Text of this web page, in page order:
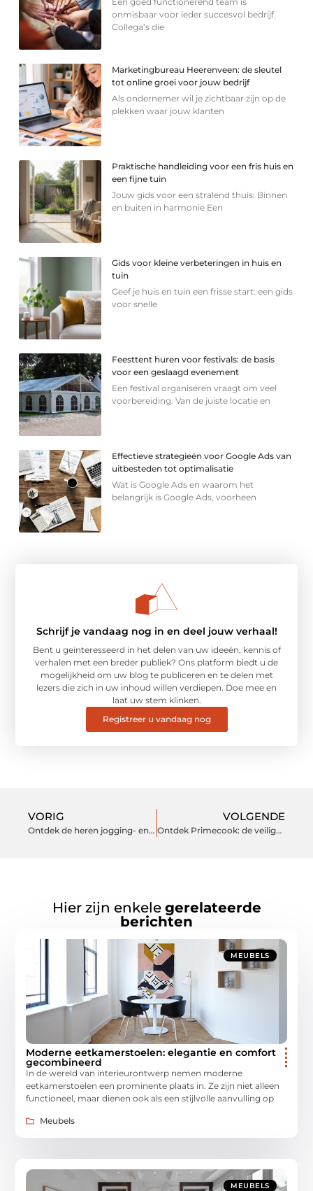
onmisbaar voor ieder succesvol bedrijf.
Collega’s die
Marketingbureau Heerenveen: de sleutel
tot online groei voor jouw bedrijf
Als ondernemer wil je zichtbaar zijn op de
plekken waar jouw klanten
Praktische handleiding voor een fris huis en
een fijne tuin
Jouw gids voor een stralend thuis: Binnen
en buiten in harmonie Een
Gids voor kleine verbeteringen in huis en
tuin
Geef je huis en tuin een frisse start: een gids
voor snelle
Feesttent huren voor festivals: de basis
voor een geslaagd evenement
Een festival organiseren vraagt om veel
voorbereiding. Van de juiste locatie en
Effectieve strategieën voor Google Ads van
uitbesteden tot optimalisatie
Wat is Google Ads en waarom het
belangrijk is Google Ads, voorheen
Schrijf je vandaag nog in en deel jouw verhaal!
Bent u geïnteresseerd in het delen van uw ideeën, kennis of
verhalen met een breder publiek? Ons platform biedt u de
mogelijkheid om uw blog te publiceren en te delen met
lezers die zich in uw inhoud willen verdiepen. Doe mee en
laat uw stem klinken.
Registreer u vandaag nog
VORIG
Ontdek de heren jogging- en trainingspakken van Italian-style.nl
VOLGENDE
Ontdek Primecook: de veilige keuze in PFAS-vrije pannen
Hier zijn enkele gerelateerde
berichten
MEUBELS
Moderne eetkamerstoelen: elegantie en comfort
gecombineerd
In de wereld van interieurontwerp nemen moderne
eetkamerstoelen een prominente plaats in. Ze zijn niet alleen
functioneel, maar dienen ook als een stijlvolle aanvulling op
Meubels
MEUBELS